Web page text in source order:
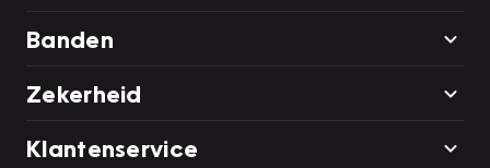
Banden
Zekerheid
Klantenservice